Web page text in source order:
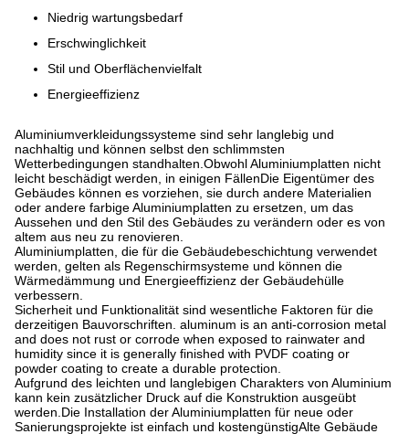
Niedrig wartungsbedarf
Erschwinglichkeit
Stil und Oberflächenvielfalt
Energieeffizienz
Aluminiumverkleidungssysteme sind sehr langlebig und
nachhaltig und können selbst den schlimmsten
Wetterbedingungen standhalten.Obwohl Aluminiumplatten nicht
leicht beschädigt werden, in einigen FällenDie Eigentümer des
Gebäudes können es vorziehen, sie durch andere Materialien
oder andere farbige Aluminiumplatten zu ersetzen, um das
Aussehen und den Stil des Gebäudes zu verändern oder es von
altem aus neu zu renovieren.
Aluminiumplatten, die für die Gebäudebeschichtung verwendet
werden, gelten als Regenschirmsysteme und können die
Wärmedämmung und Energieeffizienz der Gebäudehülle
verbessern.
Sicherheit und Funktionalität sind wesentliche Faktoren für die
derzeitigen Bauvorschriften. aluminum is an anti-corrosion metal
and does not rust or corrode when exposed to rainwater and
humidity since it is generally finished with PVDF coating or
powder coating to create a durable protection.
Aufgrund des leichten und langlebigen Charakters von Aluminium
kann kein zusätzlicher Druck auf die Konstruktion ausgeübt
werden.Die Installation der Aluminiumplatten für neue oder
Sanierungsprojekte ist einfach und kostengünstigAlte Gebäude